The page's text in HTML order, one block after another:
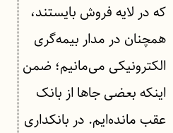
که در لایه فروش بایستند،
همچنان در مدار بیمه‌گری
الکترونیکی می‌مانیم؛ ضمن
اینکه بعضی جاها از بانک
عقب مانده‌ایم. در بانکداری